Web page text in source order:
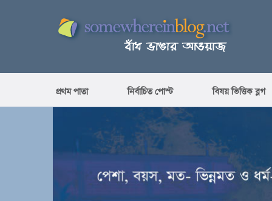
প্রথম পাতা নির্বাচিত পোস্ট বিষয় ভিত্তিক ব্লগ